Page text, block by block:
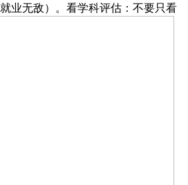
业无敌）。看学科评估：不要只看